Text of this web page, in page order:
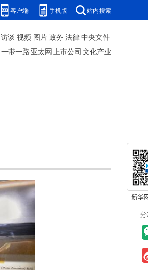
客户端 手机版 站内搜索
访谈 视频 图片政务 法律中央文件
一带一路 亚太网上市公司 文化产业